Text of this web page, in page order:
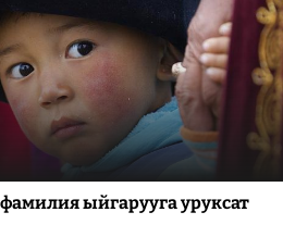
ыйгарууга уруксат